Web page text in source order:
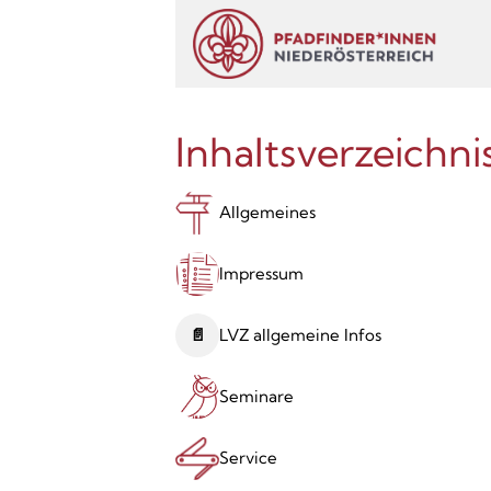
Allgemeines
Impressum
📄 LVZ allgemeine Infos
Seminare
Service